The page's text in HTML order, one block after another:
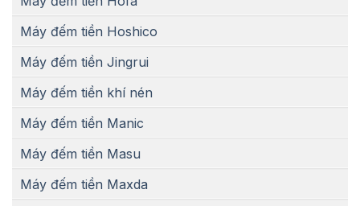
Máy đếm tiền Hoshico
Máy đếm tiền Jingrui
Máy đếm tiền khí nén
Máy đếm tiền Manic
Máy đếm tiền Masu
Máy đếm tiền Maxda